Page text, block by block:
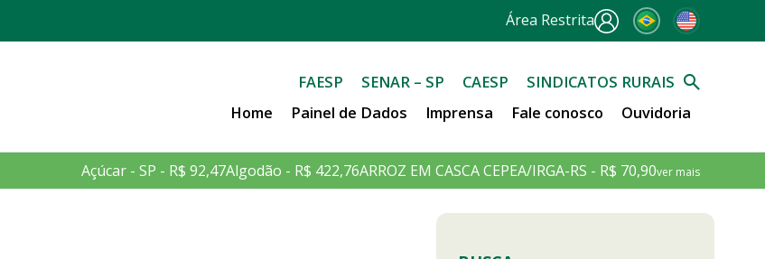
Área Restrita
FAESP SENAR – SP CAESP
SINDICATOS RURAIS
Home
Painel de Dados Imprensa Fale conosco Ouvidoria
Açúcar - SP - R$ 92,47Algodão - R$ 422,76ARROZ EM CASCA CEPEA/IRGA-RS - R$ 70,90ver mais